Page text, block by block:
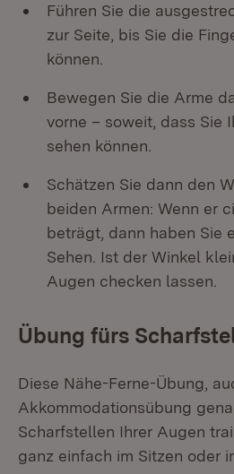
Führen Sie die
zur Seite, bis Sie die
können.
Bewegen Sie die Arme
vorne – soweit, dass Sie
sehen können.
Schätzen Sie dann den
beiden Armen: Wenn er
beträgt, dann haben Sie
Sehen. Ist der Winkel
Augen checken lassen.
Übung fürs
Diese Nähe-Ferne-Übung,
Akkommodationsübung
Scharfstellen Ihrer Augen
ganz einfach im Sitzen oder